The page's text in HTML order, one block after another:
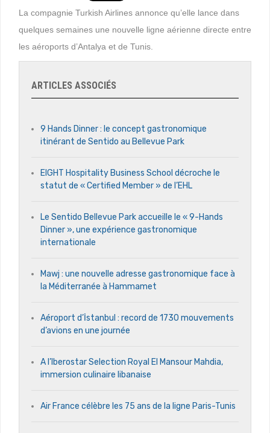
La compagnie Turkish Airlines annonce qu’elle lance dans
quelques semaines une nouvelle ligne aérienne directe entre
les aéroports d’Antalya et de Tunis.
ARTICLES ASSOCIÉS
9 Hands Dinner : le concept gastronomique
itinérant de Sentido au Bellevue Park
EIGHT Hospitality Business School décroche le
statut de « Certified Member » de l’EHL
Le Sentido Bellevue Park accueille le « 9-Hands
Dinner », une expérience gastronomique
internationale
Mawj : une nouvelle adresse gastronomique face à
la Méditerranée à Hammamet
Aéroport d’İstanbul : record de 1730 mouvements
d’avions en une journée
A l’Iberostar Selection Royal El Mansour Mahdia,
immersion culinaire libanaise
Air France célèbre les 75 ans de la ligne Paris-Tunis